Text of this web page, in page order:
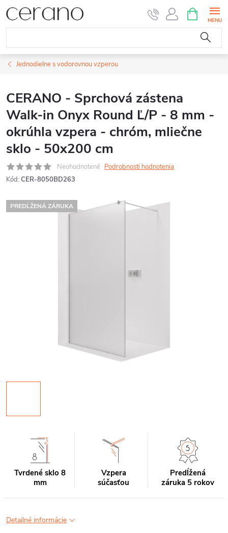
Prejsť
na
obsah
KOŠÍK
Jednodielne s vodorovnou vzperou
CERANO - Sprchová zástena
Walk-in Onyx Round Ľ/P - 8 mm -
okrúhla vzpera - chróm, mliečne
sklo - 50x200 cm
Neohodnotené Podrobnosti hodnotenia
Kód: CER-8050BD263
PREDĹŽENÁ ZÁRUKA
Tvrdené sklo 8
mm
Vzpera
súčasťou
Predĺžená
záruka 5 rokov
Detailné informácie